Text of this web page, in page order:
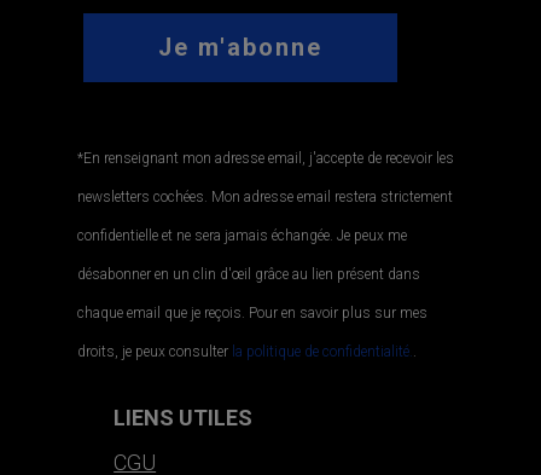
*En renseignant mon adresse email, j'accepte de recevoir les
newsletters cochées. Mon adresse email restera strictement
confidentielle et ne sera jamais échangée. Je peux me
désabonner en un clin d'œil grâce au lien présent dans
chaque email que je reçois. Pour en savoir plus sur mes
droits, je peux consulter la politique de confidentialité..
LIENS UTILES
CGU